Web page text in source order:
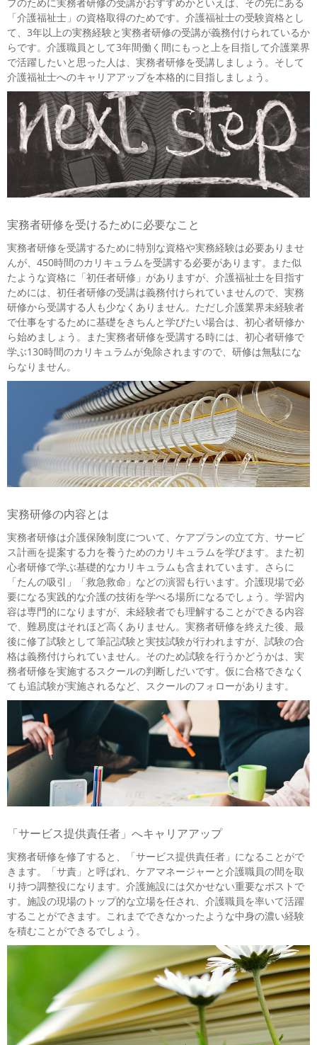
「介護福祉士」の資格取得のためです。介護福祉士の受験資格とし
て、3年以上の実務経験と実務者研修の受講が義務付けられているか
らです。介護職員として3年間働く間にもっと上を目指して介護業界
で活躍したいと思った人は、実務者研修を受講しましょう。そして
介護福祉士へのキャリアアップを本格的に目指しましょう。
実務者研修を受けるために必要なこと
実務者研修を受講するために特別な資格や実務経験は必要ありませ
んが、450時間のカリキュラムを受講する必要があります。また似
たような資格に「初任者研修」がありますが、介護福祉士を目指す
ためには、初任者研修の受講は義務付けられていませんので、実務
研修から受講する人も少なくありません。ただし介護業界未経験者
で仕事をするために基礎をきちんと学びたい場合は、初心者研修か
ら始めましょう。また実務者研修を受講する時には、初心者研修で
学ぶ130時間のカリキュラムが免除されますので、研修は無駄にな
らなりません。
実務研修の内容とは
実務者研修は介護保険制度について、ケアプランの立て方、サービ
ス計画を提案する力を養うためのカリキュラムを学びます。また初
心者研修で学ぶ基礎的なカリキュラムも含まれています。さらに
「たんの吸引」「救急救命」などの演習も行います。介護現場で必
要になる実践的な介護の技術を学べる場所になるでしょう。学習内
容は専門的になりますが、未経験者でも理解することができる内容
で、難易度はそれほど高くありません。実務者研修を終えた後、最
後に修了試験として筆記試験と実技試験が行われますが、試験の合
格は義務付けられていません。そのため試験を行うかどうかは、実
務者研修を実施するスクールの判断しだいです。仮に合格できなく
ても追試験が実施されるなど、スクールのフォローがあります。
「サービス提供責任者」へキャリアアップ
実務者研修を修了すると、「サービス提供責任者」になることがで
きます。「サ責」と呼ばれ、ケアマネージャーと介護職員の間を取
り持つ調整役になります。介護施設には欠かせない重要なポストで
す。施設の現場のトップ的な立場を任され、介護職員を率いて活躍
することができます。これまでできなかったような中身の濃い経験
を積むことができるでしょう。